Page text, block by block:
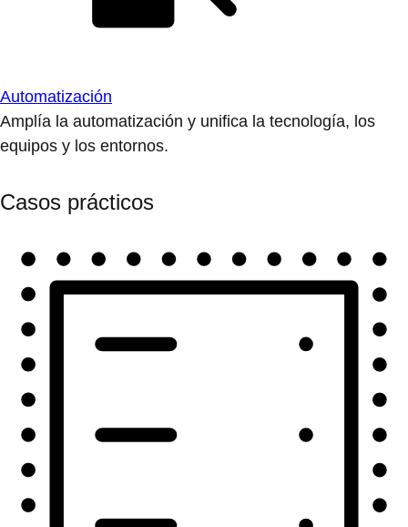
Automatización
Amplía la automatización y unifica la tecnología, los
equipos y los entornos.
Casos prácticos